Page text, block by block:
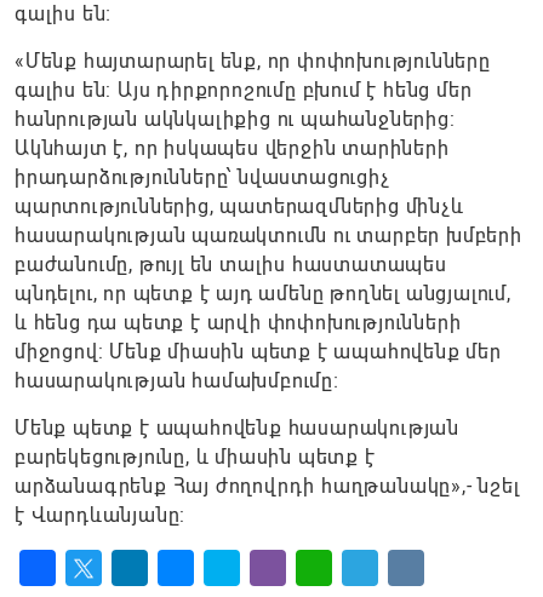
գալիս են։
«Մենք հայտարարել ենք, որ փոփոխությունները
գալիս են: Այս դիրքորոշումը բխում է հենց մեր
հանրության ակնկալիքից ու պահանջներից:
Ակնհայտ է, որ իսկապես վերջին տարիների
իրադարձությունները՝ նվաստացուցիչ
պարտություններից, պատերազմներից մինչև
հասարակության պառակտումն ու տարբեր խմբերի
բաժանումը, թույլ են տալիս հաստատապես
պնդելու, որ պետք է այդ ամենը թողնել անցյալում,
և հենց դա պետք է արվի փոփոխությունների
միջոցով: Մենք միասին պետք է ապահովենք մեր
հասարակության համախմբումը։
Մենք պետք է ապահովենք հասարակության
բարեկեցությունը, և միասին պետք է
արձանագրենք Հայ ժողովրդի հաղթանակը»,- նշել
է Վարդևանյանը: